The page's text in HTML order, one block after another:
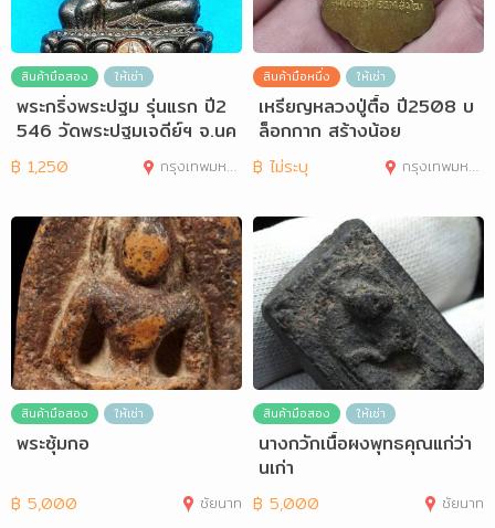
สินค้ามือสอง ให้เช่า
พระกริ่งพระปฐม รุ่นแรก ปี2
546 วัดพระปฐมเจดีย์ฯ จ.นค
รปฐม
฿ 1,250 กรุงเทพมหานคร
สินค้ามือหนึ่ง ให้เช่า
เหรียญหลวงปู่ตื้อ ปี2508 บ
ล็อกกาก สร้างน้อย
฿ ไม่ระบุ กรุงเทพมหานคร
สินค้ามือสอง ให้เช่า
พระซุ้มกอ
฿ 5,000 ชัยนาท
สินค้ามือสอง ให้เช่า
นางกวักเนื้อผงพุทธคุณแก่ว่า
นเก่า
฿ 5,000 ชัยนาท